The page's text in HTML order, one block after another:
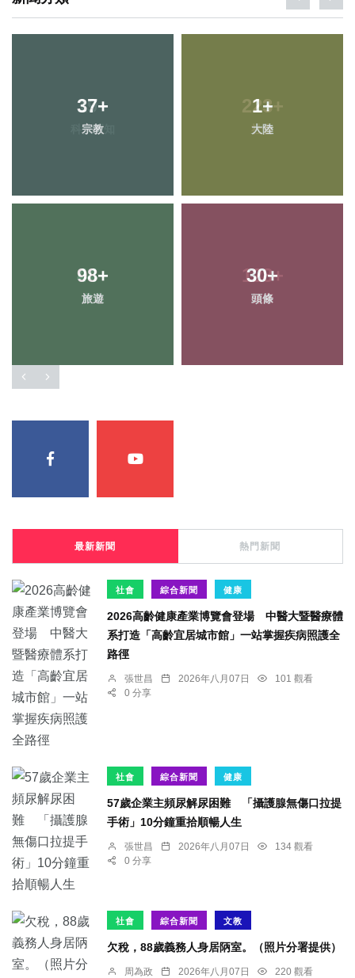
37+
宗教
1+
大陸
98+
旅遊
30+
頭條
19+
科技新知
223+
社會
44+
農業
128+
健康
最新新聞 熱門新聞
社會 綜合新聞 健康
2026高齡健康產業博覽會登場 中醫大暨醫療體
系打造「高齡宜居城市館」一站掌握疾病照護全
路徑
張世昌 2026年八月07日
101 觀看
0 分享
社會 綜合新聞 健康
57歲企業主頻尿解尿困難 「攝護腺無傷口拉提
手術」10分鐘重拾順暢人生
張世昌 2026年八月07日
134 觀看
0 分享
社會 綜合新聞 文教
欠稅，88歲義務人身居陃室。（照片分署提供）
周為政 2026年八月07日
220 觀看